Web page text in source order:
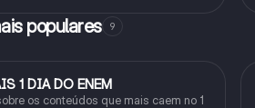
populares 9
1 DIA DO ENEM
os conteúdos que mais caem no 1